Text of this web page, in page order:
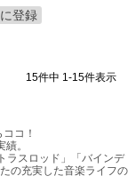
登録
15件中 1-15件表示
コ！
。
ラスロッド」「バインデ
の充実した音楽ライフの